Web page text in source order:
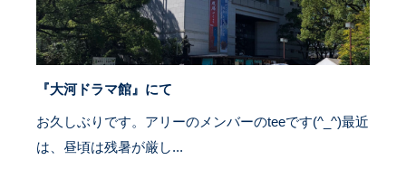
『大河ドラマ館』にて
お久しぶりです。アリーのメンバーのteeです(^_^)最近
は、昼頃は残暑が厳し...